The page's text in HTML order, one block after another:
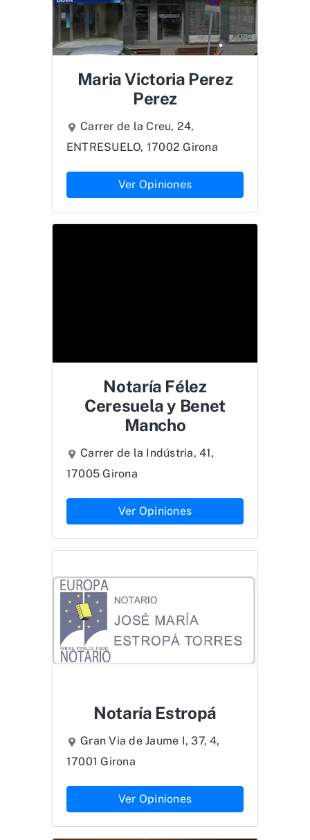
Maria Victoria Perez
Perez
Carrer de la Creu, 24,
ENTRESUELO, 17002 Girona
Ver Opiniones
Notaría Félez
Ceresuela y Benet
Mancho
Carrer de la Indústria, 41,
17005 Girona
Ver Opiniones
Notaría Estropá
Gran Via de Jaume I, 37, 4,
17001 Girona
Ver Opiniones